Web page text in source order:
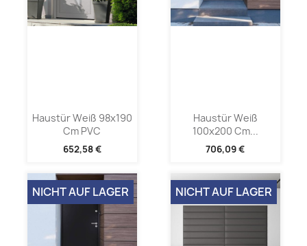
Haustür Weiß 98x190
Cm PVC
652,58 €
Haustür Weiß
100x200 Cm...
706,09 €
NICHT AUF LAGER NICHT AUF LAGER